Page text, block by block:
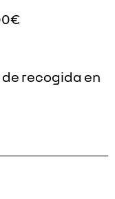
recogida en